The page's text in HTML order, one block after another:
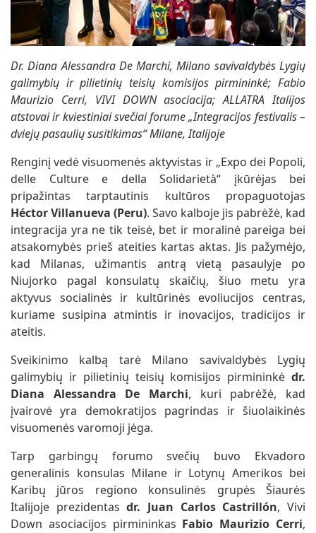
Dr. Diana Alessandra De Marchi, Milano savivaldybės Lygių
galimybių ir pilietinių teisių komisijos pirmininkė; Fabio
Maurizio Cerri, VIVI DOWN asociacija; ALLATRA Italijos
atstovai ir kviestiniai svečiai forume „Integracijos festivalis –
dviejų pasaulių susitikimas“ Milane, Italijoje
Renginį vedė visuomenės aktyvistas ir „Expo dei Popoli,
delle Culture e della Solidarietà“ įkūrėjas bei
pripažintas tarptautinis kultūros propaguotojas
Héctor Villanueva (Peru). Savo kalboje jis pabrėžė, kad
integracija yra ne tik teisė, bet ir moralinė pareiga bei
atsakomybės prieš ateities kartas aktas. Jis pažymėjo,
kad Milanas, užimantis antrą vietą pasaulyje po
Niujorko pagal konsulatų skaičių, šiuo metu yra
aktyvus socialinės ir kultūrinės evoliucijos centras,
kuriame susipina atmintis ir inovacijos, tradicijos ir
ateitis.
Sveikinimo kalbą tarė Milano savivaldybės Lygių
galimybių ir pilietinių teisių komisijos pirmininkė dr.
Diana Alessandra De Marchi, kuri pabrėžė, kad
įvairovė yra demokratijos pagrindas ir šiuolaikinės
visuomenės varomoji jėga.
Tarp garbingų forumo svečių buvo Ekvadoro
generalinis konsulas Milane ir Lotynų Amerikos bei
Karibų jūros regiono konsulinės grupės Šiaurės
Italijoje prezidentasdr. Juan Carlos Castrillón, Vivi
Down asociacijos pirmininkas Fabio Maurizio Cerri,